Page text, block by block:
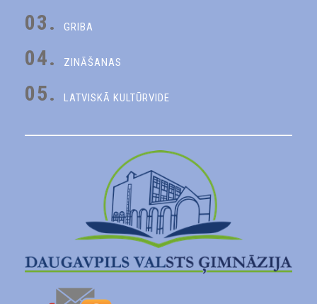
03. GRIBA
04. ZINĀŠANAS
05. LATVISKĀ KULTŪRVIDE